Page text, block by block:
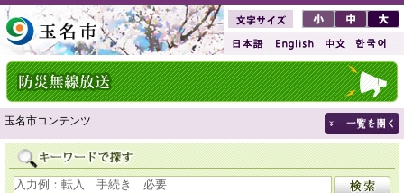
玉名市コンテンツ